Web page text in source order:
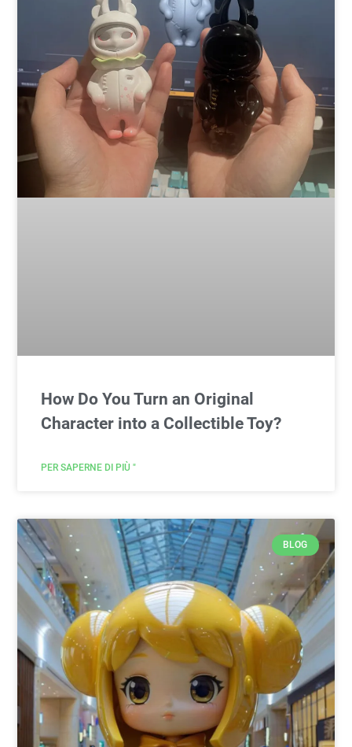
How Do You Turn an Original
Character into a Collectible Toy?
PER SAPERNE DI PIÙ "
BLOG